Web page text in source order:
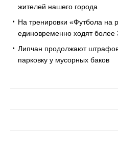
жителей нашего города
На тренировки «Футбола на
единовременно ходят более
Липчан продолжают
парковку у мусорных баков